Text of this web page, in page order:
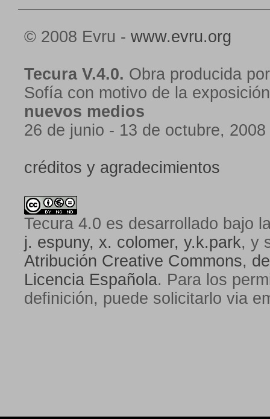
© 2008 Evru - www.evru.org
Tecura V.4.0. Obra producida
Sofía con motivo de la
nuevos medios
26 de junio - 13 de octubre, 2008
créditos y agradecimientos
Tecura 4.0 es desarrollado bajo
j. espuny, x. colomer, y.k.park, y
Atribución Creative Commons,
Licencia Española. Para los
definición, puede solicitarlo via